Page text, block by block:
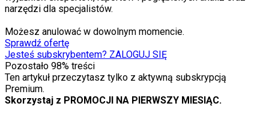
narzędzi dla specjalistów.
Możesz anulować w dowolnym momencie.
Sprawdź ofertę
Jesteś subskrybentem? ZALOGUJ SIĘ
Pozostało 98% treści
Ten artykuł przeczytasz tylko z aktywną subskrypcją
Premium.
Skorzystaj z PROMOCJI NA PIERWSZY MIESIĄC.